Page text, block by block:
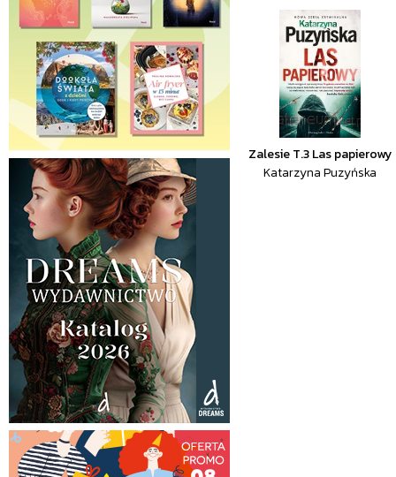
Zalesie T.3 Las papierowy
Katarzyna Puzyńska